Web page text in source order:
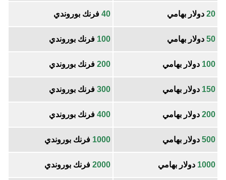
20 دولار بهامي 40 فرنك بوروندي
50 دولار بهامي 100 فرنك بوروندي
100 دولار بهامي 200 فرنك بوروندي
150 دولار بهامي 300 فرنك بوروندي
200 دولار بهامي 400 فرنك بوروندي
500 دولار بهامي 1000 فرنك بوروندي
1000 دولار بهامي 2000 فرنك بوروندي